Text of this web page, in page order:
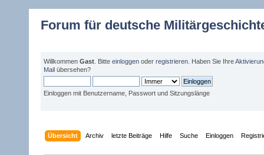
Forum für deutsche
Willkommen Gast . Bitte einloggen oder registrieren . Haben Sie Ihre
Mail übersehen?
Einloggen mit Benutzername, Passwort und Sitzungslänge
Übersicht Archiv letzte Beiträge Hilfe Suche Einloggen